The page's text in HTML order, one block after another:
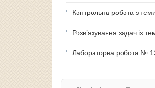
Контрольна робота з
Розв’язування задач із
Лабораторна робота №